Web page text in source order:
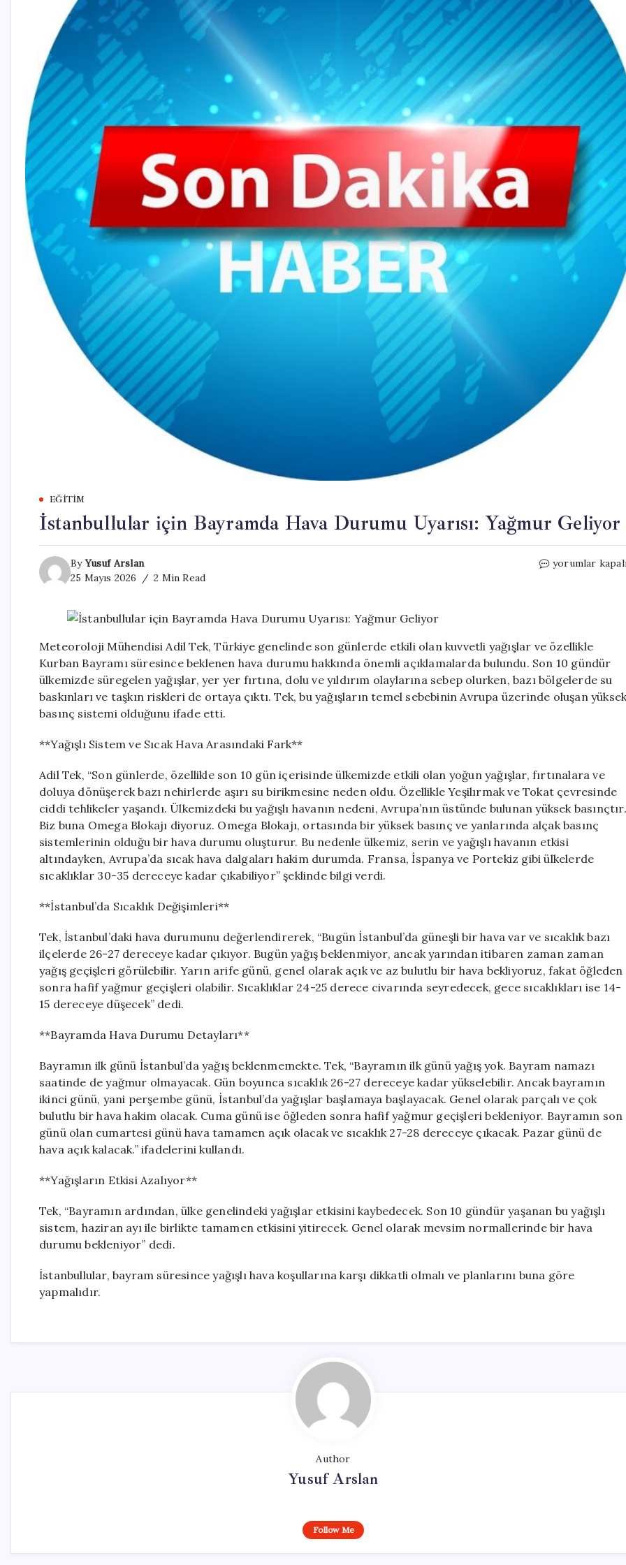
EĞITIM
İstanbullular için Bayramda Hava Durumu Uyarısı: Yağmur Geliyor
ByYusuf Arslan
25 Mayıs 2026
2 Min Read
İstanbullular
Yağmur
Geliyor
için
yorumlar
Meteoroloji Mühendisi Adil Tek, Türkiye genelinde son günlerde etkili olan kuvvetli yağışlar ve özellikle
Kurban Bayramı süresince beklenen hava durumu hakkında önemli açıklamalarda bulundu. Son 10 gündür
ülkemizde süregelen yağışlar, yer yer fırtına, dolu ve yıldırım olaylarına sebep olurken, bazı bölgelerde su
baskınları ve taşkın riskleri de ortaya çıktı. Tek, bu yağışların temel sebebinin Avrupa üzerinde oluşan
basınç sistemi olduğunu ifade etti.
**Yağışlı Sistem ve Sıcak Hava Arasındaki Fark**
Adil Tek, “Son günlerde, özellikle son 10 gün içerisinde ülkemizde etkili olan yoğun yağışlar, fırtınalara ve
doluya dönüşerek bazı nehirlerde aşırı su birikmesine neden oldu. Özellikle Yeşilırmak ve Tokat çevresinde
ciddi tehlikeler yaşandı. Ülkemizdeki bu yağışlı havanın nedeni, Avrupa’nın üstünde bulunan yüksek basınçtır.
Biz buna Omega Blokajı diyoruz. Omega Blokajı, ortasında bir yüksek basınç ve yanlarında alçak basınç
sistemlerinin olduğu bir hava durumu oluşturur. Bu nedenle ülkemiz, serin ve yağışlı havanın etkisi
altındayken, Avrupa’da sıcak hava dalgaları hakim durumda. Fransa, İspanya ve Portekiz gibi ülkelerde
sıcaklıklar 30-35 dereceye kadar çıkabiliyor” şeklinde bilgi verdi.
**İstanbul’da Sıcaklık Değişimleri**
Tek, İstanbul’daki hava durumunu değerlendirerek, “Bugün İstanbul’da güneşli bir hava var ve sıcaklık bazı
ilçelerde 26-27 dereceye kadar çıkıyor. Bugün yağış beklenmiyor, ancak yarından itibaren zaman zaman
yağış geçişleri görülebilir. Yarın arife günü, genel olarak açık ve az bulutlu bir hava bekliyoruz, fakat öğleden
sonra hafif yağmur geçişleri olabilir. Sıcaklıklar 24-25 derece civarında seyredecek, gece sıcaklıkları ise 14-
15 dereceye düşecek” dedi.
**Bayramda Hava Durumu Detayları**
Bayramın ilk günü İstanbul’da yağış beklenmemekte. Tek, “Bayramın ilk günü yağış yok. Bayram namazı
saatinde de yağmur olmayacak. Gün boyunca sıcaklık 26-27 dereceye kadar yükselebilir. Ancak bayramın
ikinci günü, yani perşembe günü, İstanbul’da yağışlar başlamaya başlayacak. Genel olarak parçalı ve çok
bulutlu bir hava hakim olacak. Cuma günü ise öğleden sonra hafif yağmur geçişleri bekleniyor. Bayramın son
günü olan cumartesi günü hava tamamen açık olacak ve sıcaklık 27-28 dereceye çıkacak. Pazar günü de
hava açık kalacak.” ifadelerini kullandı.
**Yağışların Etkisi Azalıyor**
Tek, “Bayramın ardından, ülke genelindeki yağışlar etkisini kaybedecek. Son 10 gündür yaşanan bu yağışlı
sistem, haziran ayı ile birlikte tamamen etkisini yitirecek. Genel olarak mevsim normallerinde bir hava
durumu bekleniyor” dedi.
İstanbullular, bayram süresince yağışlı hava koşullarına karşı dikkatli olmalı ve planlarını buna göre
yapmalıdır.
Author
Yusuf Arslan
Follow Me